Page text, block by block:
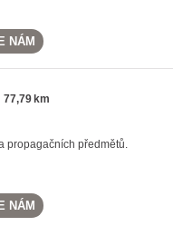
NÁM
77,79 km
propagačních předmětů.
NÁM